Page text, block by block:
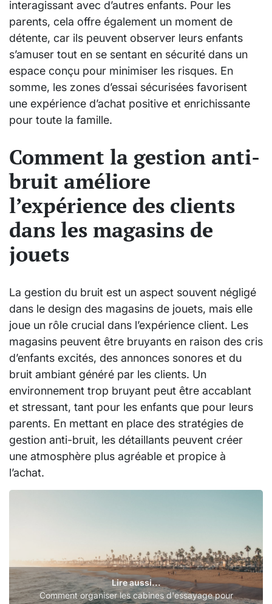
interagissant avec d’autres enfants. Pour les
parents, cela offre également un moment de
détente, car ils peuvent observer leurs enfants
s’amuser tout en se sentant en sécurité dans un
espace conçu pour minimiser les risques. En
somme, les zones d’essai sécurisées favorisent
une expérience d’achat positive et enrichissante
pour toute la famille.
Comment la gestion anti-
bruit améliore
l’expérience des clients
dans les magasins de
jouets
La gestion du bruit est un aspect souvent négligé
dans le design des magasins de jouets, mais elle
joue un rôle crucial dans l’expérience client. Les
magasins peuvent être bruyants en raison des cris
d’enfants excités, des annonces sonores et du
bruit ambiant généré par les clients. Un
environnement trop bruyant peut être accablant
et stressant, tant pour les enfants que pour leurs
parents. En mettant en place des stratégies de
gestion anti-bruit, les détaillants peuvent créer
une atmosphère plus agréable et propice à
l’achat.
Lire aussi...
Comment organiser les cabines d'essayage pour